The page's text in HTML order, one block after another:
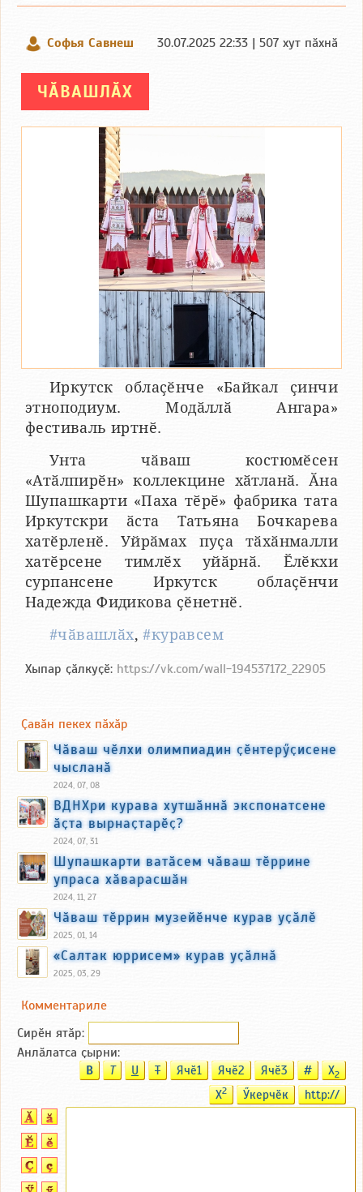
Софья Савнеш 30.07.2025 22:33 | 507 хут пӑхнӑ
ЧӐВАШЛӐХ
Иркутск облаҫӗнче «Байкал ҫинчи
этноподиум. Модӑллӑ Ангара»
фестиваль иртнӗ.
Унта чӑваш костюмӗсен
«Атӑлпирӗн» коллекцине хӑтланӑ. Ӑна
Шупашкарти «Паха тӗрӗ» фабрика тата
Иркутскри ӑста Татьяна Бочкарева
хатӗрленӗ. Уйрӑмах пуҫа тӑхӑнмалли
хатӗрсене тимлӗх уйӑрнӑ. Ӗлӗкхи
сурпансене Иркутск облаҫӗнчи
Надежда Фидикова ҫӗнетнӗ.
#чӑвашлӑх,#куравсем
Хыпар ҫӑлкуҫӗ: https://vk.com/wall-194537172_22905
Ҫавӑн пекех пӑхӑр
Чӑваш чӗлхи олимпиадин ҫӗнтерӳҫисене
чысланӑ
2024, 07, 08
ВДНХри курава хутшӑннӑ экспонатсене
ӑҫта вырнаҫтарӗҫ?
2024, 07, 31
Шупашкарти ватӑсем чӑваш тӗррине
упраса хӑварасшӑн
2024, 11, 27
Чӑваш тӗррин музейӗнче курав уҫӑлӗ
2025, 01, 14
«Салтак юррисем» курав уҫӑлнӑ
2025, 03, 29
Комментариле
Сирӗн ятӑp:
Анлӑлатса ҫырни:
B T U T Ячӗ1 Ячӗ2 Ячӗ3 # X2
X2 Ӳкерчӗк http://